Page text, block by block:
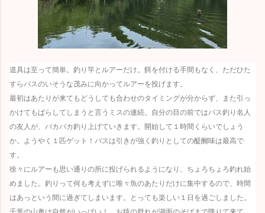
道具は至って簡単。釣り竿とルアーだけ。餌を付ける手間もなく、ただひた
すらバスのいそうな茂みに向かってルアーを投げます。
最初はあたりが来てもどうしても合わせのタイミングが分からず、また引っ
かけてもばらしてしまうと言うミスの連続。自分の目の前ではバス釣り名人
の友人が、バカバカ釣り上げていきます。開始して１時間くらいでしょう
か。ようやく１匹ゲット！バスは引きが強く釣りとしての醍醐味は最高で
す。
徐々にルアーも思い通りの所に投げられるようになり、ちょろちょろ釣れ始
めました。釣りって何も考えずに唯々魚のあたりだけに集中するので、時間
はあっという間に過ぎてしまいます。とっても楽しい１日を過ごしました。